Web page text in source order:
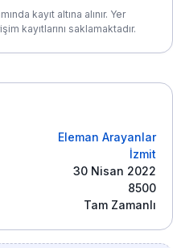
kayıt altına alınır. Yer
kayıtlarını saklamaktadır.
Eleman Arayanlar
İzmit
30 Nisan 2022
8500
Tam Zamanlı